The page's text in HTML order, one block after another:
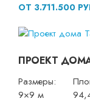
ОТ 3.711.500
ПРОЕКТ
Размеры:
9×9 м